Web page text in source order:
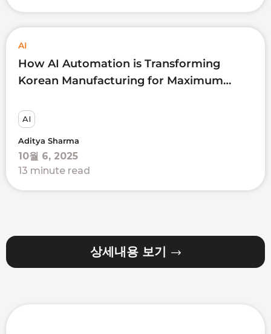
AI
How AI Automation is Transforming
Korean Manufacturing for Maximum
AI
Aditya Sharma
10월 6, 2025
13 minute read
상세내용 보기